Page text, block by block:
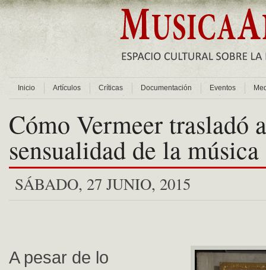
Inicio Artículos Críticas Documentación Eventos
Cómo Vermeer trasladó
sensualidad de la música
SÁBADO, 27 JUNIO, 2015
A pesar de lo